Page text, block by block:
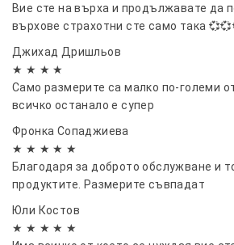
Вие сте на върха и продължавате да
върхове страхотни сте само така
Джихад Дришльов
★ ★ ★ ★
Само размерите са малко по-големи
всичко останало е супер
Фронка Сопаджиева
★ ★ ★ ★ ★
Благодаря за доброто обслужване и
продуктите. Размерите съвпадат
Юли Костов
★ ★ ★ ★ ★